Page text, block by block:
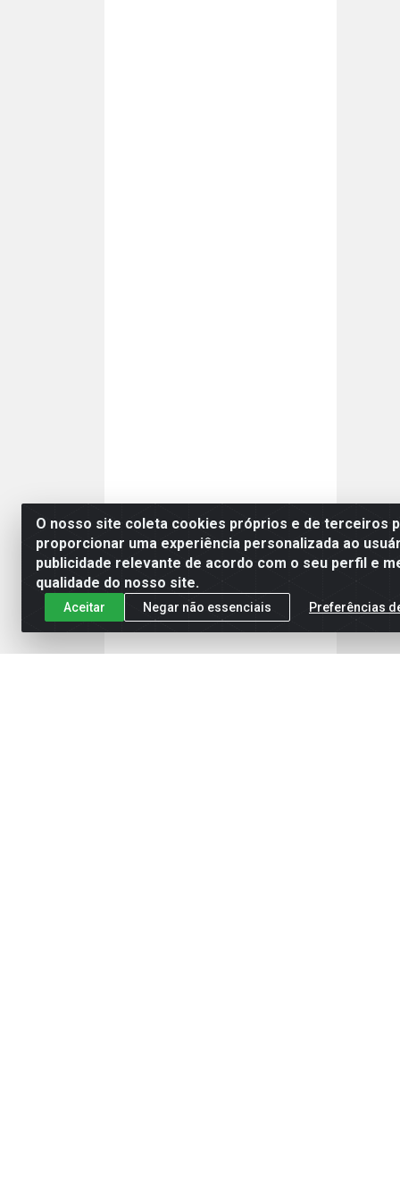
O nosso site coleta cookies próprios e de terceiros
proporcionar uma experiência personalizada ao
publicidade relevante de acordo com o seu perfil e
qualidade do nosso site.
Aceitar Negar não essenciais Preferências